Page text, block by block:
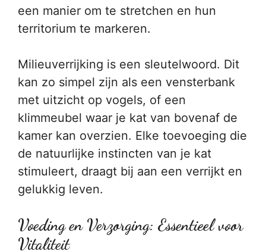
een manier om te stretchen en hun
territorium te markeren.
Milieuverrijking is een sleutelwoord. Dit
kan zo simpel zijn als een vensterbank
met uitzicht op vogels, of een
klimmeubel waar je kat van bovenaf de
kamer kan overzien. Elke toevoeging die
de natuurlijke instincten van je kat
stimuleert, draagt bij aan een verrijkt en
gelukkig leven.
Voeding en Verzorging: Essentieel voor
Vitaliteit